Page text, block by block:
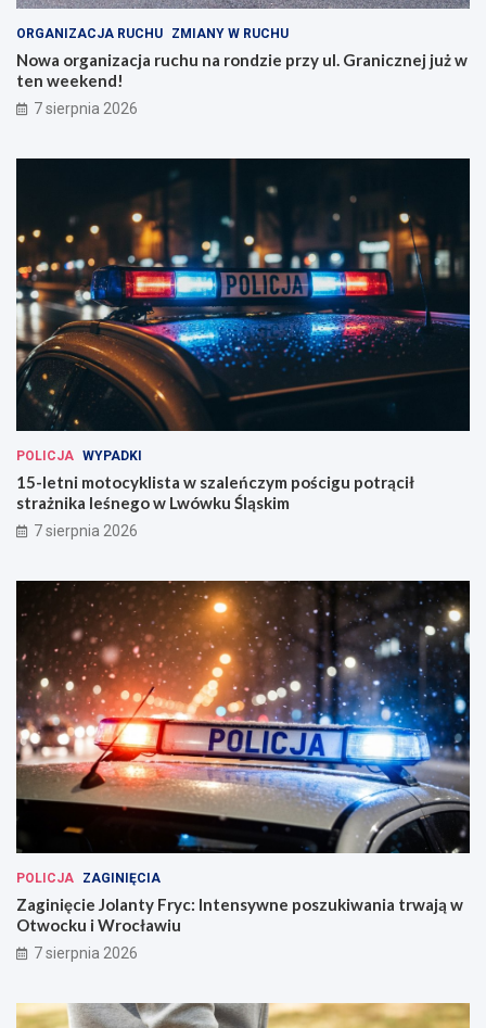
ORGANIZACJA RUCHU ZMIANY W RUCHU
Nowa organizacja ruchu na rondzie przy ul. Granicznej już w
ten weekend!
7 sierpnia 2026
POLICJA WYPADKI
15-letni motocyklista w szaleńczym pościgu potrącił
strażnika leśnego w Lwówku Śląskim
7 sierpnia 2026
POLICJA ZAGINIĘCIA
Zaginięcie Jolanty Fryc: Intensywne poszukiwania trwają w
Otwocku i Wrocławiu
7 sierpnia 2026